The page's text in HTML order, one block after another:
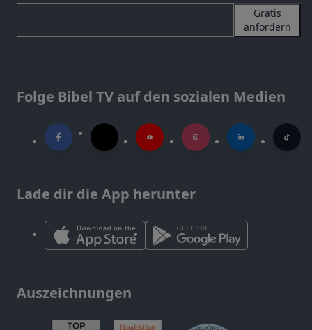
Gratis
anfordern
Folge Bibel TV auf den sozialen Medien
Lade dir die App herunter
Auszeichnungen